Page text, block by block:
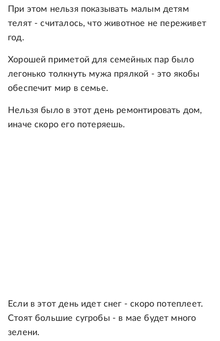
При этом нельзя показывать малым детям
телят - считалось, что животное не переживет
год.
Хорошей приметой для семейных пар было
легонько толкнуть мужа прялкой - это якобы
обеспечит мир в семье.
Нельзя было в этот день ремонтировать дом,
иначе скоро его потеряешь.
Если в этот день идет снег - скоро потеплеет.
Стоят большие сугробы - в мае будет много
зелени.